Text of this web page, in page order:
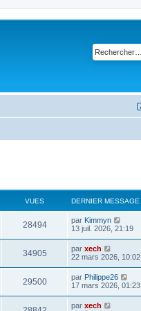
VUES DERNIER MESSAGE
28494 par Kimmyn
13 juil. 2026, 21:19
34905 par xech
22 mars 2026, 10:02
29500 par Philippe26
17 mars 2026, 01:23
par xech